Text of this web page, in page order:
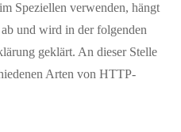
Speziellen verwenden, hängt
und wird in der folgenden
geklärt. An dieser Stelle
Arten von HTTP-